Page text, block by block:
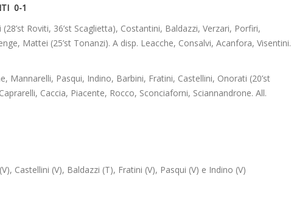
0-1
Roviti, 36’st Scaglietta), Costantini, Baldazzi, Verzari, Porfiri,
Mattei (25’st Tonanzi). A disp. Leacche, Consalvi, Acanfora, Visentini.
Mannarelli, Pasqui, Indino, Barbini, Fratini, Castellini, Onorati (20’st
Caccia, Piacente, Rocco, Sconciaforni, Sciannandrone. All.
Castellini (V), Baldazzi (T), Fratini (V), Pasqui (V) e Indino (V)